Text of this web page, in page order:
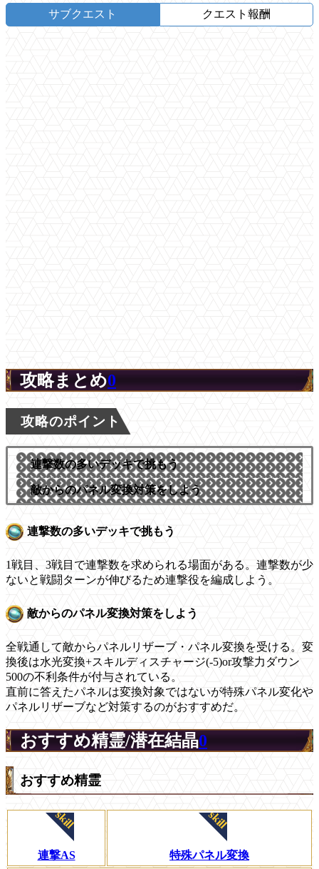
サブクエスト クエスト報酬
攻略まとめ0
攻略のポイント
連撃数の多いデッキで挑もう
敵からのパネル変換対策をしよう
連撃数の多いデッキで挑もう
1戦目、3戦目で連撃数を求められる場面がある。連撃数が少
ないと戦闘ターンが伸びるため連撃役を編成しよう。
敵からのパネル変換対策をしよう
全戦通して敵からパネルリザーブ・パネル変換を受ける。変
換後は水光変換+スキルディスチャージ(-5)or攻撃力ダウン
500の不利条件が付与されている。
直前に答えたパネルは変換対象ではないが特殊パネル変化や
パネルリザーブなど対策するのがおすすめだ。
おすすめ精霊/潜在結晶0
おすすめ精霊
連撃AS
特殊パネル変換